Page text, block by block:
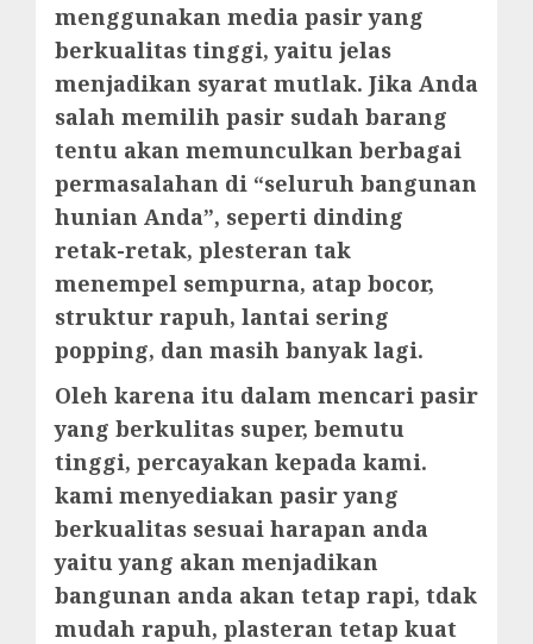
menggunakan media pasir yang
berkualitas tinggi, yaitu jelas
menjadikan syarat mutlak. Jika Anda
salah memilih pasir sudah barang
tentu akan memunculkan berbagai
permasalahan di “seluruh bangunan
hunian Anda”, seperti dinding
retak-retak, plesteran tak
menempel sempurna, atap bocor,
struktur rapuh, lantai sering
popping, dan masih banyak lagi.
Oleh karena itu dalam mencari pasir
yang berkulitas super, bemutu
tinggi, percayakan kepada kami.
kami menyediakan pasir yang
berkualitas sesuai harapan anda
yaitu yang akan menjadikan
bangunan anda akan tetap rapi, tdak
mudah rapuh, plasteran tetap kuat